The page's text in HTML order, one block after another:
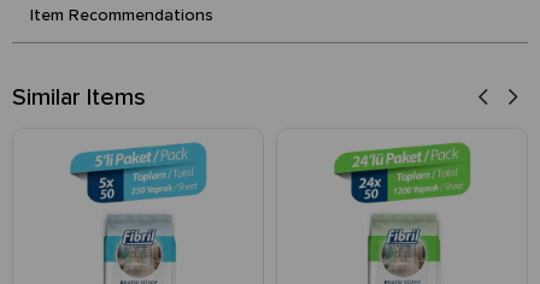
Item Recommendations
Similar Items